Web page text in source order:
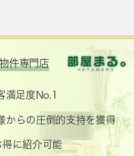
件専門店
満足度No.1
からの圧倒的支持を獲得
に紹介可能